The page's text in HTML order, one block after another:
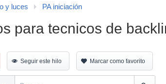
y luces PA iniciación
para tecnicos de
Seguir este hilo Marcar como favorito